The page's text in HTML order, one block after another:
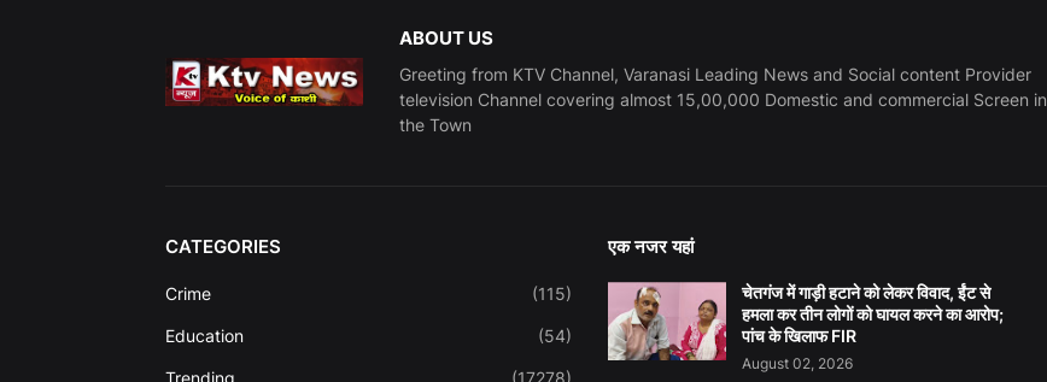
ABOUT US
Greeting from KTV Channel, Varanasi Leading News and Social content Provider
television Channel covering almost 15,00,000 Domestic and commercial Screen in
the Town
CATEGORIES
Crime (115)
Education (54)
Trending (17278)
एक नजर यहां
चेतगंज में गाड़ी हटाने को लेकर विवाद, ईंट से
हमला कर तीन लोगों को घायल करने का आरोप;
पांच के खिलाफ FIR
August 02, 2026